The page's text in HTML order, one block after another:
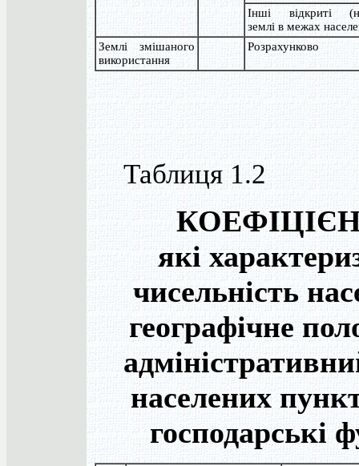
Інші відкриті
землі в межах
Землі змішаного
використання
Розрахунково
Таблиця 1.2
які
чисельність
географічне
населених
господарські